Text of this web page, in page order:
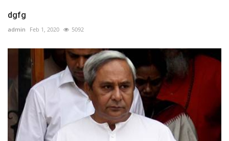
dgfg
admin Feb 1, 2020 5092